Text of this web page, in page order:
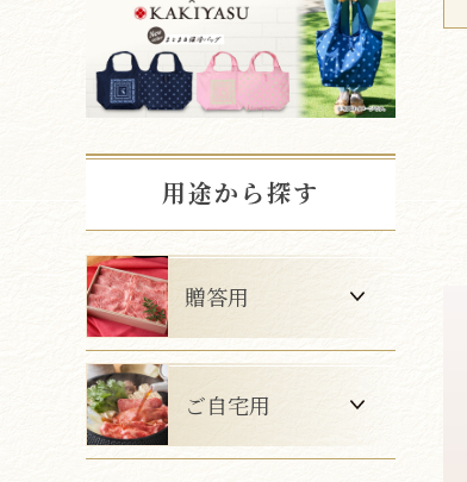
用途から探す
贈答用
ご自宅用